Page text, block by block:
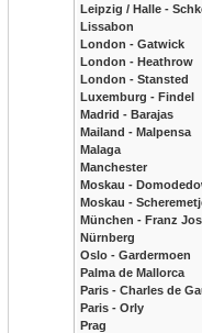
Leipzig / Halle -
Lissabon
London - Gatwick
London - Heathrow
London - Stansted
Luxemburg - Findel
Madrid - Barajas
Mailand - Malpensa
Malaga
Manchester
Moskau -
Moskau -
München - Franz
Nürnberg
Oslo - Gardermoen
Palma de Mallorca
Paris - Charles de
Paris - Orly
Prag